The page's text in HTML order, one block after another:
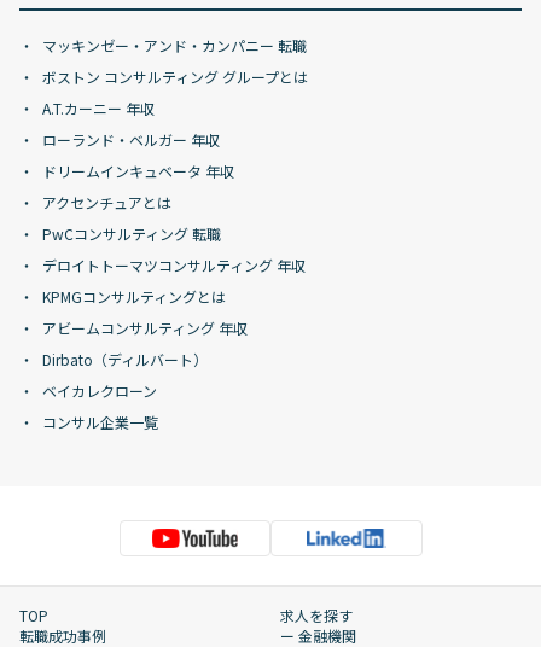
マッキンゼー・アンド・カンパニー 転職
ボストン コンサルティング グループとは
A.T.カーニー 年収
ローランド・ベルガー 年収
ドリームインキュベータ 年収
アクセンチュアとは
PwCコンサルティング 転職
デロイトトーマツコンサルティング 年収
KPMGコンサルティングとは
アビームコンサルティング 年収
Dirbato（ディルバート）
ベイカレクローン
コンサル企業一覧
TOP
転職成功事例
求人を探す
ー 金融機関